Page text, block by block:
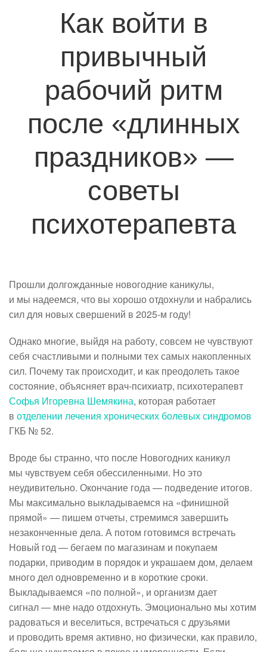
Как войти в
привычный
рабочий ритм
после «длинных
праздников» —
советы
психотерапевта
Прошли долгожданные новогодние каникулы,
и мы надеемся, что вы хорошо отдохнули и набрались
сил для новых свершений в 2025-м году!
Однако многие, выйдя на работу, совсем не чувствуют
себя счастливыми и полными тех самых накопленных
сил. Почему так происходит, и как преодолеть такое
состояние, объясняет врач-психиатр, психотерапевт
Софья Игоревна Шемякина, которая работает
в отделении лечения хронических болевых синдромов
ГКБ № 52.
Вроде бы странно, что после Новогодних каникул
мы чувствуем себя обессиленными. Но это
неудивительно. Окончание года — подведение итогов.
Мы максимально выкладываемся на «финишной
прямой» — пишем отчеты, стремимся завершить
незаконченные дела. А потом готовимся встречать
Новый год — бегаем по магазинам и покупаем
подарки, приводим в порядок и украшаем дом, делаем
много дел одновременно и в короткие сроки.
Выкладываемся «по полной», и организм дает
сигнал — мне надо отдохнуть. Эмоционально мы хотим
радоваться и веселиться, встречаться с друзьями
и проводить время активно, но физически, как правило,